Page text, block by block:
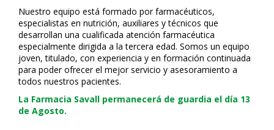
Nuestro equipo está formado por farmacéuticos,
especialistas en nutrición, auxiliares y técnicos que
desarrollan una cualificada atención farmacéutica
especialmente dirigida a la tercera edad. Somos un equipo
joven, titulado, con experiencia y en formación continuada
para poder ofrecer el mejor servicio y asesoramiento a
todos nuestros pacientes.
La Farmacia Savall permanecerá de guardia el día 13
de Agosto.